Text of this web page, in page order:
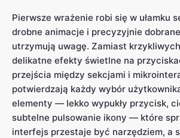
Pierwsze wrażenie robi się w ułamku
drobne animacje i precyzyjnie
utrzymują uwagę. Zamiast
delikatne efekty świetlne na
przejścia między sekcjami i
potwierdzają każdy wybór
elementy — lekko wypukły przycisk,
subtelne pulsowanie ikony — które
interfejs przestaje być narzędziem, a